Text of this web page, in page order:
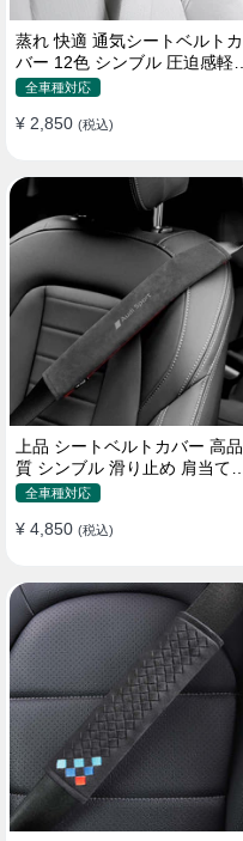
蒸れ 快適 通気シートベルトカ
バー 12色 シンブル 圧迫感軽減
保護 肩当てパッド
全車種対応
¥ 2,850 (税込)
上品 シートベルトカバー 高品
質 シンブル 滑り止め 肩当てパ
ッド 圧迫感軽減
全車種対応
¥ 4,850 (税込)